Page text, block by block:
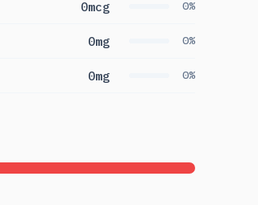
0mcg 0%
0mg 0%
0mg 0%